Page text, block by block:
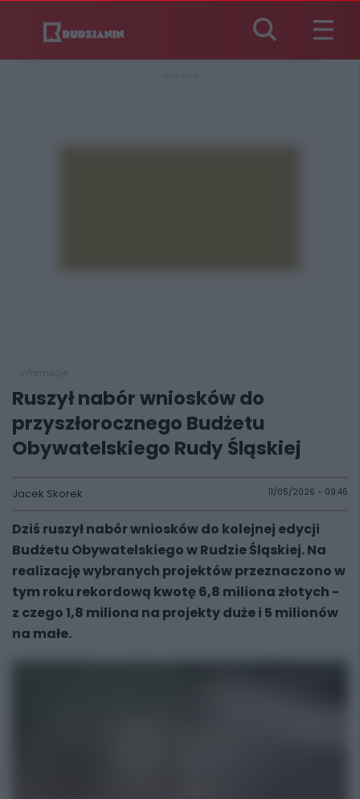
Ruszył nabór wniosków do
przyszłorocznego Budżetu
Obywatelskiego Rudy Śląskiej
Jacek Skorek 11/05/2026 - 09:46
Dziś ruszył nabór wniosków do kolejnej edycji
Budżetu Obywatelskiego w Rudzie Śląskiej. Na
realizację wybranych projektów przeznaczono w
tym roku rekordową kwotę 6,8 miliona złotych -
z czego 1,8 miliona na projekty duże i 5 milionów
na małe.